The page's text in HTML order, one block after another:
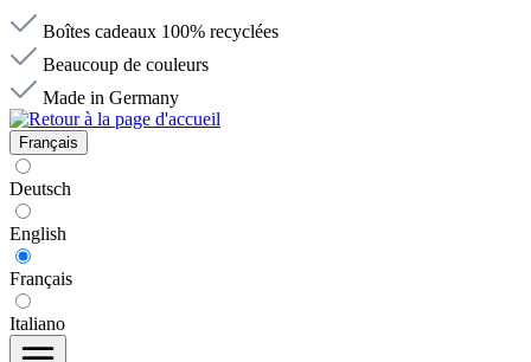
Boîtes cadeaux 100% recyclées
Beaucoup de couleurs
Made in Germany
Français
Deutsch
English
Français
Italiano